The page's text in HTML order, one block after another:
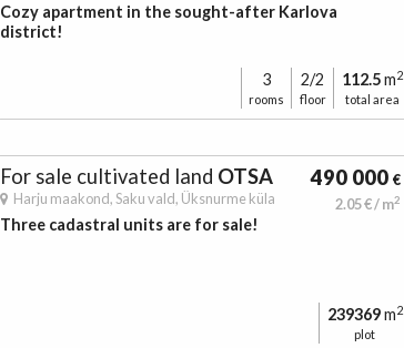
Cozy apartment in the sought-after Karlova
district!
3
rooms
2/2
floor
112.5m2
total area
490 000 €
2.05 € / m2
For sale cultivated land OTSA
Harju maakond,Saku vald, Üksnurme küla
Three cadastral units are for sale!
239369m2
plot